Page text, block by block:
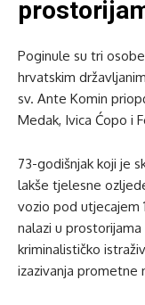
Poginule su tri
hrvatskim
sv. Ante Komin
Medak, Ivica Ćopo i
73-godišnjak koji je
lakše tjelesne
vozio pod utjecajem
nalazi u
kriminalističko
izazivanja prometne